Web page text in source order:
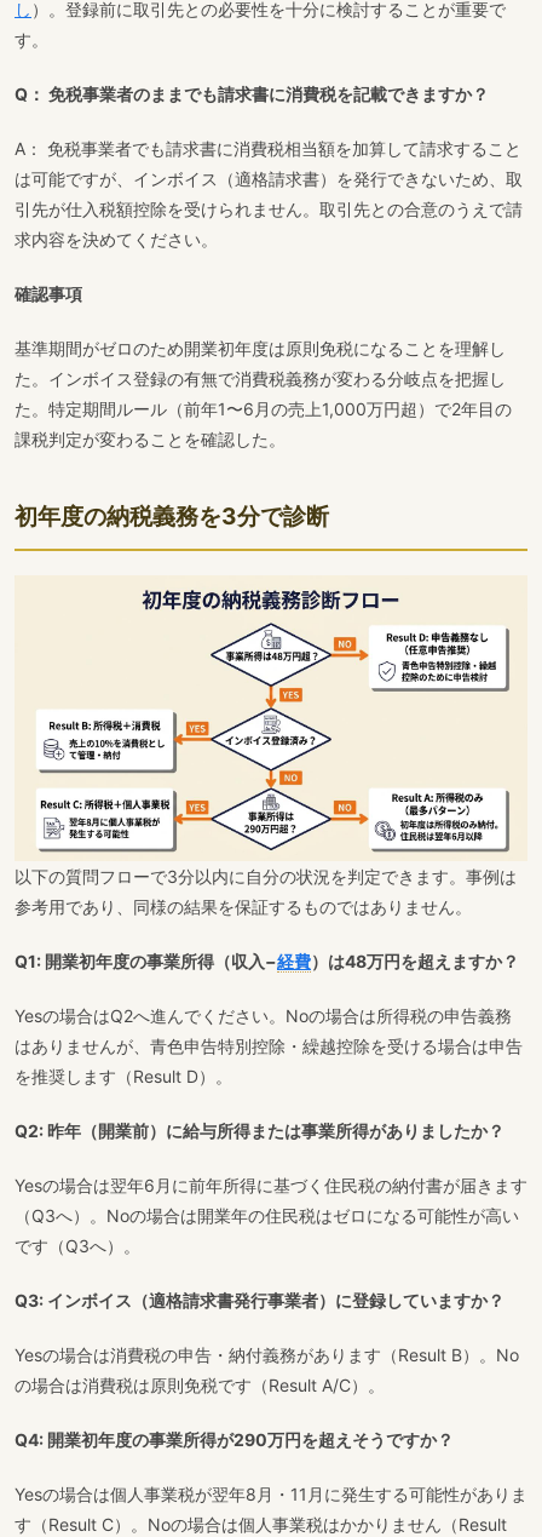
し ）。登録前に取引先との必要性を十分に検討することが重要で
す。
Q： 免税事業者のままでも請求書に消費税を記載できますか？
A： 免税事業者でも請求書に消費税相当額を加算して請求すること
は可能ですが、インボイス（適格請求書）を発行できないため、取
引先が仕入税額控除を受けられません。取引先との合意のうえで請
求内容を決めてください。
確認事項
基準期間がゼロのため開業初年度は原則免税になることを理解し
た。インボイス登録の有無で消費税義務が変わる分岐点を把握し
た。特定期間ルール（前年1〜6月の売上1,000万円超）で2年目の
課税判定が変わることを確認した。
初年度の納税義務を3分で診断
以下の質問フローで3分以内に自分の状況を判定できます。事例は
参考用であり、同様の結果を保証するものではありません。
Q1: 開業初年度の事業所得（収入−経費）は48万円を超えますか？
Yesの場合はQ2へ進んでください。Noの場合は所得税の申告義務
はありませんが、青色申告特別控除・繰越控除を受ける場合は申告
を推奨します（Result D）。
Q2: 昨年（開業前）に給与所得または事業所得がありましたか？
Yesの場合は翌年6月に前年所得に基づく住民税の納付書が届きます
（Q3へ）。Noの場合は開業年の住民税はゼロになる可能性が高い
です（Q3へ）。
Q3: インボイス（適格請求書発行事業者）に登録していますか？
Yesの場合は消費税の申告・納付義務があります（Result B）。No
の場合は消費税は原則免税です（Result A/C）。
Q4: 開業初年度の事業所得が290万円を超えそうですか？
Yesの場合は個人事業税が翌年8月・11月に発生する可能性がありま
す（Result C）。Noの場合は個人事業税はかかりません（Result